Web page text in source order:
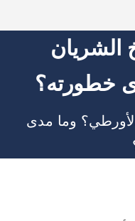
خطورته؟
وما مدى